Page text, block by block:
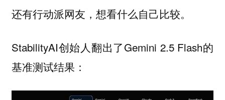
还有行动派网友，想看什么自己比较。
StabilityAI创始人翻出了Gemini 2.5 Flash的
基准测试结果：